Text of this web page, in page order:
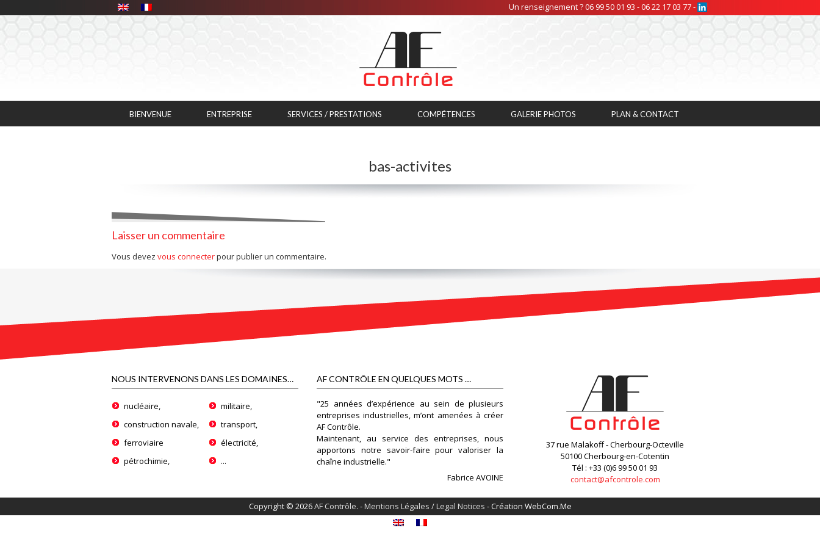
Un renseignement ? 06 99 50 01 93 - 06 22 17 03 77 -
BIENVENUE ENTREPRISE SERVICES / PRESTATIONS COMPÉTENCES GALERIE PHOTOS PLAN & CONTACT
bas-activites
Laisser un commentaire
Vous devez vous connecterpour publier un commentaire.
NOUS INTERVENONS DANS LES DOMAINES…
nucléaire,
construction navale,
ferroviaire
pétrochimie,
militaire,
transport,
électricité,
...
AF CONTRÔLE EN QUELQUES MOTS …
"25 années d’expérience au sein de plusieurs
entreprises industrielles, m’ont amenées à créer
AF Contrôle.
Maintenant, au service des entreprises, nous
apportons notre savoir-faire pour valoriser la
chaîne industrielle."
Fabrice AVOINE
37 rue Malakoff - Cherbourg-Octeville
50100 Cherbourg-en-Cotentin
Tél : +33 (0)6 99 50 01 93
contact@afcontrole.com
Copyright © 2026AF Contrôle. -Mentions Légales / Legal Notices - Création WebCom.Me
Panneau de gestion des cookies